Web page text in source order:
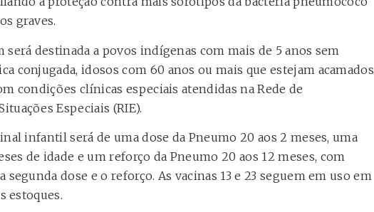
graves.
será destinada a povos indígenas com mais de 5 anos sem
conjugada, idosos com 60 anos ou mais que estejam acamados
condições clínicas especiais atendidas na Rede de
Especiais (RIE).
infantil será de uma dose da Pneumo 20 aos 2 meses, uma
de idade e um reforço da Pneumo 20 aos 12 meses, com
dose e o reforço. As vacinas 13 e 23 seguem em uso em
estoques.